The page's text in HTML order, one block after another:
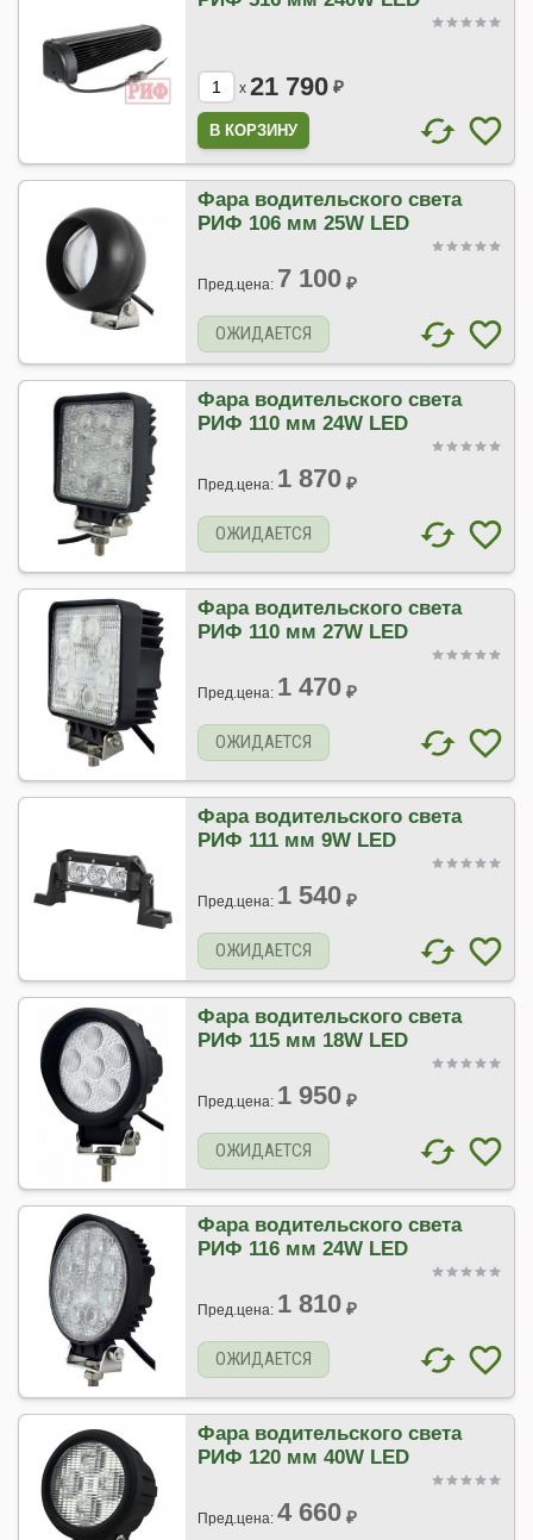
x 21 790 ₽
Фара водительского света
РИФ 106 мм 25W LED
Пред.цена: 7 100 ₽
ОЖИДАЕТСЯ
Фара водительского света
РИФ 110 мм 24W LED
Пред.цена: 1 870 ₽
ОЖИДАЕТСЯ
Фара водительского света
РИФ 110 мм 27W LED
Пред.цена: 1 470 ₽
ОЖИДАЕТСЯ
Фара водительского света
РИФ 111 мм 9W LED
Пред.цена: 1 540 ₽
ОЖИДАЕТСЯ
Фара водительского света
РИФ 115 мм 18W LED
Пред.цена: 1 950 ₽
ОЖИДАЕТСЯ
Фара водительского света
РИФ 116 мм 24W LED
Пред.цена: 1 810 ₽
ОЖИДАЕТСЯ
Фара водительского света
РИФ 120 мм 40W LED
Пред.цена: 4 660 ₽